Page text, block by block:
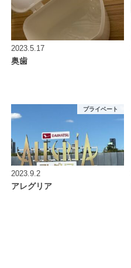
2023.5.17
奥歯
プライベート
2023.9.2
アレグリア